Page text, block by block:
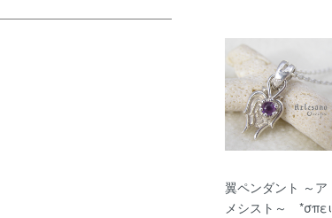
翼ペンダント ～ア
メシスト～ *σπει